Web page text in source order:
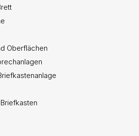
Oberflächen